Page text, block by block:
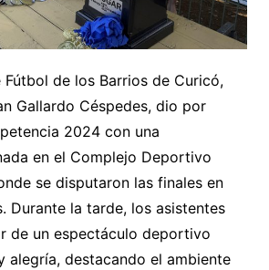
Fútbol de los Barrios de Curicó,
Gallardo Céspedes, dio por
2024 con una
en el Complejo Deportivo
se disputaron las finales en
Durante la tarde, los asistentes
de un espectáculo deportivo
alegría, destacando el ambiente